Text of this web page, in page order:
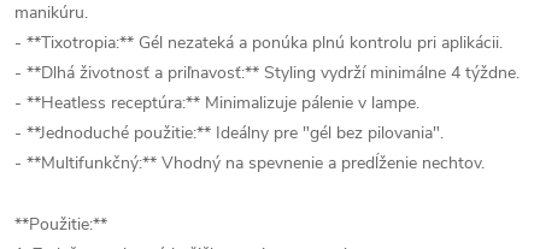
manikúru.
- **Tixotropia:** Gél nezateká a ponúka plnú kontrolu pri aplikácii.
- **Dlhá životnosť a priľnavosť:** Styling vydrží minimálne 4 týždne.
- **Heatless receptúra:** Minimalizuje pálenie v lampe.
- **Jednoduché použitie:** Ideálny pre "gél bez pilovania".
- **Multifunkčný:** Vhodný na spevnenie a predĺženie nechtov.
**Použitie:**